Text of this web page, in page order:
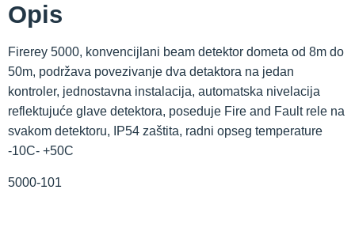
Opis
Firerey 5000, konvencijlani beam detektor dometa od 8m do
50m, podržava povezivanje dva detaktora na jedan
kontroler, jednostavna instalacija, automatska nivelacija
reflektujuće glave detektora, poseduje Fire and Fault rele na
svakom detektoru, IP54 zaštita, radni opseg temperature
-10C- +50C
5000-101